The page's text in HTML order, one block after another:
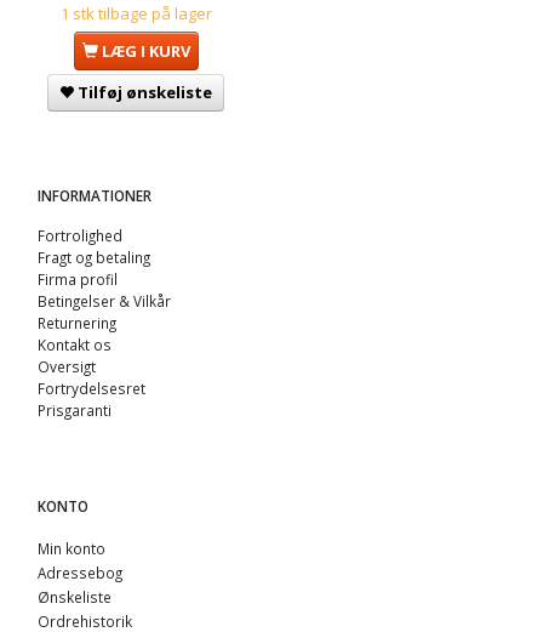
1 stk tilbage på lager
LÆG I KURV
Tilføj ønskeliste
INFORMATIONER
Fortrolighed
Fragt og betaling
Firma profil
Betingelser & Vilkår
Returnering
Kontakt os
Oversigt
Fortrydelsesret
Prisgaranti
KONTO
Min konto
Adressebog
Ønskeliste
Ordrehistorik